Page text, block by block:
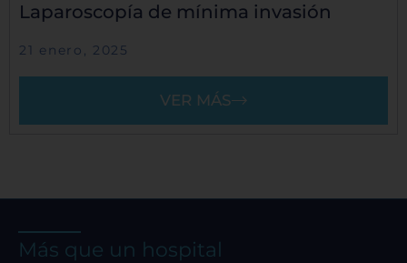
Laparoscopía de mínima invasión
21 enero, 2025
VER MÁS
Más que un hospital